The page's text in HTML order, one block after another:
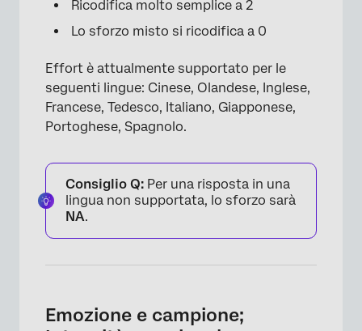
Ricodifica molto semplice a 2
Lo sforzo misto si ricodifica a 0
Effort è attualmente supportato per le
seguenti lingue: Cinese, Olandese, Inglese,
Francese, Tedesco, Italiano, Giapponese,
Portoghese, Spagnolo.
Consiglio Q: Per una risposta in una
lingua non supportata, lo sforzo sarà
NA.
Emozione e campione;